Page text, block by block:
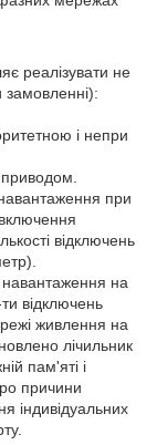
реалізувати не
замовленні):
і непри
при
відключень
навантаження на
відключень
живлення на
лічильник
пам'яті і
причини
індивідуальних